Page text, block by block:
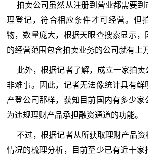
拍卖公司虽然从注册到营业都需要
理登记，符合相应条件才可经营。但
物，数量庞大，根据天眼查搜索显示，
的经营范围包含拍卖业务的公司就有上
此外，根据记者了解，成立一家拍
非难事。因此，记者无法像统计具有鲜
产登公司那样，获知目前国内有多少
为违规理财产品承担融资通道的功能。
不过，根据记者从所获取理财产品
情况的梳理分析，目前至少已有近十家